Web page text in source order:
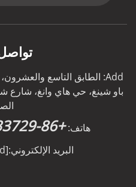
باو شينغ، حي هاي وانغ، شارع
هاتف: +86-15387333729
البريد الإلكتروني:[email protected]